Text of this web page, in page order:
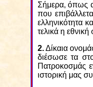
Σήμερα, όπως
που
ελληνικότητα
τελικά η
2.Δίκαια
διέσωσε τα
Πατροκοσμάς
ιστορική μας